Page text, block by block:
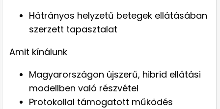
Hátrányos helyzetű betegek ellátásában
szerzett tapasztalat
Amit kínálunk
Magyarországon újszerű, hibrid ellátási
modellben való részvétel
Protokollal támogatott működés